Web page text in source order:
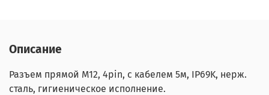
Описание
Разъем прямой M12, 4pin, с кабелем 5м, IP69K, нерж.
сталь, гигиеническое исполнение.